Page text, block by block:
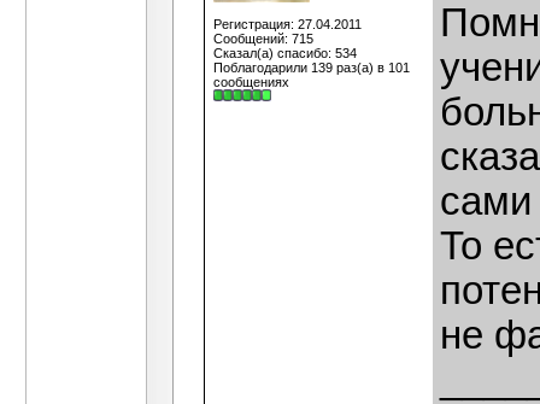
Регистрация: 27.04.2011
Сообщений: 715
Сказал(а) спасибо: 534
Поблагодарили 139 раз(а) в 101
сообщениях
сами
То
не